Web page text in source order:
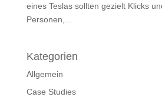
eines Teslas sollten gezielt Klicks
Personen,...
Kategorien
Allgemein
Case Studies